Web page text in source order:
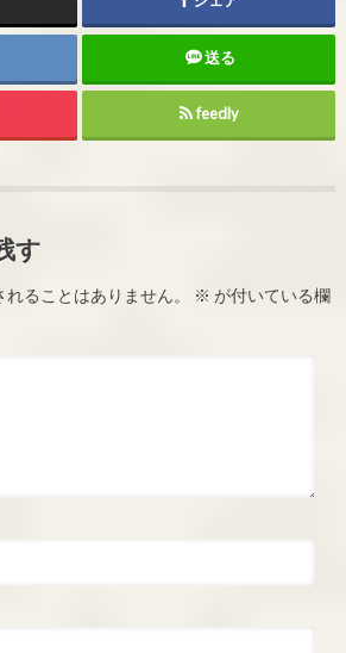
送る
feedly
す
ることはありません。 ※ が付いている欄